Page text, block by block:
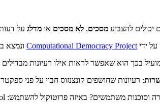
מסכים, לא מסכים או מדלג על
ידי Computational Democracy Project ונמצא
בכך הוא שאפשר לראות אילו רעיונות מבדילים
: רעיונות שחושפים קונצנזוס חבוי על פני